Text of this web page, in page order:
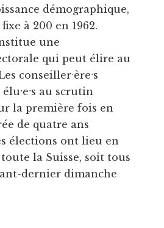
démographique,
à 200 en 1962.
une
qui peut élire au
conseillerˑèreˑs
au scrutin
la première fois en
de quatre ans
élections ont lieu en
la Suisse, soit tous
dernier dimanche